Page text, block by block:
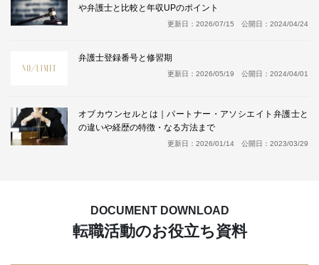
や弁護士と比較と年収UPのポイント
更新日： 2026/07/15 公開日： 2024/04/24
弁護士登録番号と修習期
更新日： 2026/05/19 公開日： 2024/04/01
オブカウンセルとは｜パートナー・アソシエイト弁護士と
の違いや経歴の特徴・なる方法まで
更新日： 2026/01/14 公開日： 2023/03/29
DOCUMENT DOWNLOAD
転職活動のお役立ち資料